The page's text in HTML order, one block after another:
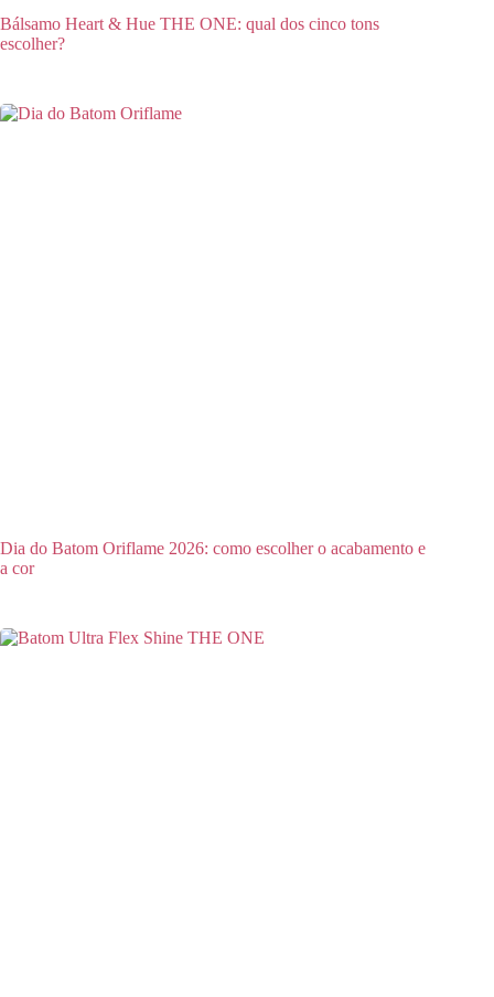
Bálsamo Heart & Hue THE ONE: qual dos cinco tons
escolher?
Dia do Batom Oriflame 2026: como escolher o acabamento e
a cor